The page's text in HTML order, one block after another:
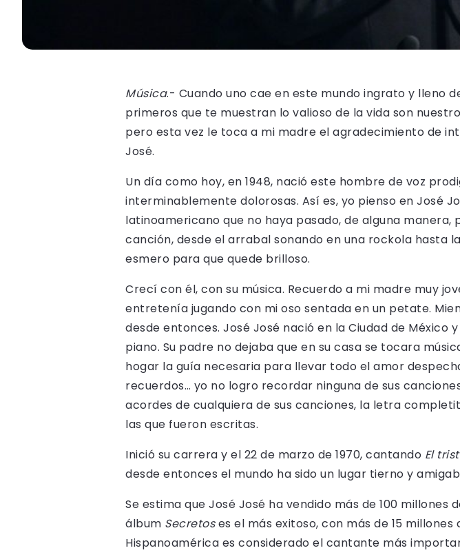
Música.- Cuando uno cae en este mundo ingrato y lleno
primeros que te muestran lo valioso de la vida son
pero esta vez le toca a mi madre el agradecimiento de
José.
Un día como hoy, en 1948, nació este hombre de voz
interminablemente dolorosas. Así es, yo pienso en José
latinoamericano que no haya pasado, de alguna
canción, desde el arrabal sonando en una rockola hasta
esmero para que quede brilloso.
Crecí con él, con su música. Recuerdo a mi madre muy
entretenía jugando con mi oso sentada en un petate.
desde entonces. José José nació en la Ciudad de
piano. Su padre no dejaba que en su casa se tocara
hogar la guía necesaria para llevar todo el amor
recuerdos… yo no logro recordar ninguna de sus
acordes de cualquiera de sus canciones, la letra
las que fueron escritas.
Inició su carrera y el 22 de marzo de 1970, cantando El
desde entonces el mundo ha sido un lugar tierno y
Se estima que José José ha vendido más de 100 millones
álbum Secretoses el más exitoso, con más de 15 millones
Hispanoamérica es considerado el cantante más